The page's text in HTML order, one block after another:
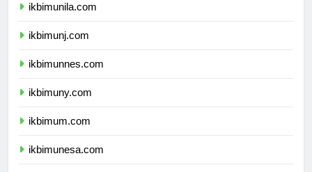
ikbimunila.com
ikbimunj.com
ikbimunnes.com
ikbimuny.com
ikbimum.com
ikbimunesa.com